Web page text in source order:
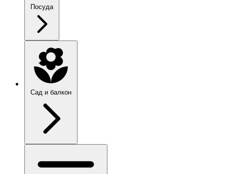
Посуда
Сад и балкон